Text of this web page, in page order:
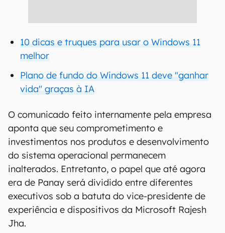
10 dicas e truques para usar o Windows 11
melhor
Plano de fundo do Windows 11 deve "ganhar
vida" graças à IA
O comunicado feito internamente pela empresa
aponta que seu comprometimento e
investimentos nos produtos e desenvolvimento
do sistema operacional permanecem
inalterados. Entretanto, o papel que até agora
era de Panay será dividido entre diferentes
executivos sob a batuta do vice-presidente de
experiência e dispositivos da Microsoft Rajesh
Jha.